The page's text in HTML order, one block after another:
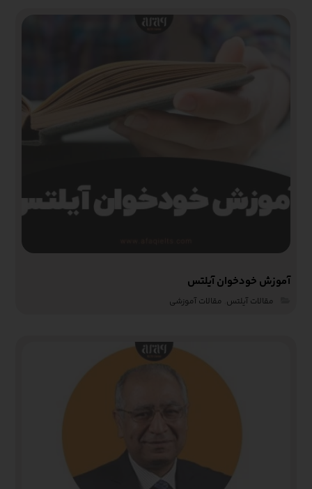
آموزش خودخوان آیلتس
مقالات آیلتس مقالات آموزشی‌